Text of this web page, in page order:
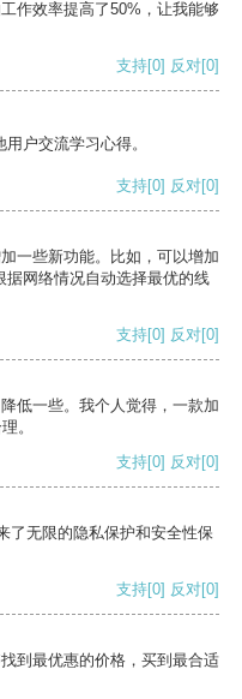
作效率提高了50%，让我能够
支持[0] 反对[0]
户交流学习心得。
支持[0] 反对[0]
一些新功能。比如，可以增加
网络情况自动选择最优的线
支持[0] 反对[0]
低一些。我个人觉得，一款加
。
支持[0] 反对[0]
了无限的隐私保护和安全性保
支持[0] 反对[0]
到最优惠的价格，买到最合适